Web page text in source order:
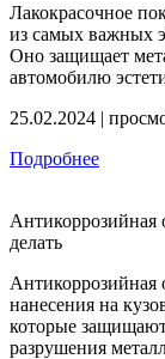
Лакокрасочное
из самых важных
Оно защищает
автомобилю
25.02.2024 |
Подробнее
Антикоррозийная
делать
Антикоррозийная
нанесения на
которые защищают
разрушения